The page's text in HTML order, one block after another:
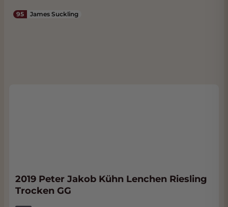
95 James Suckling
2019 Peter Jakob Kühn Lenchen Riesling
Trocken GG